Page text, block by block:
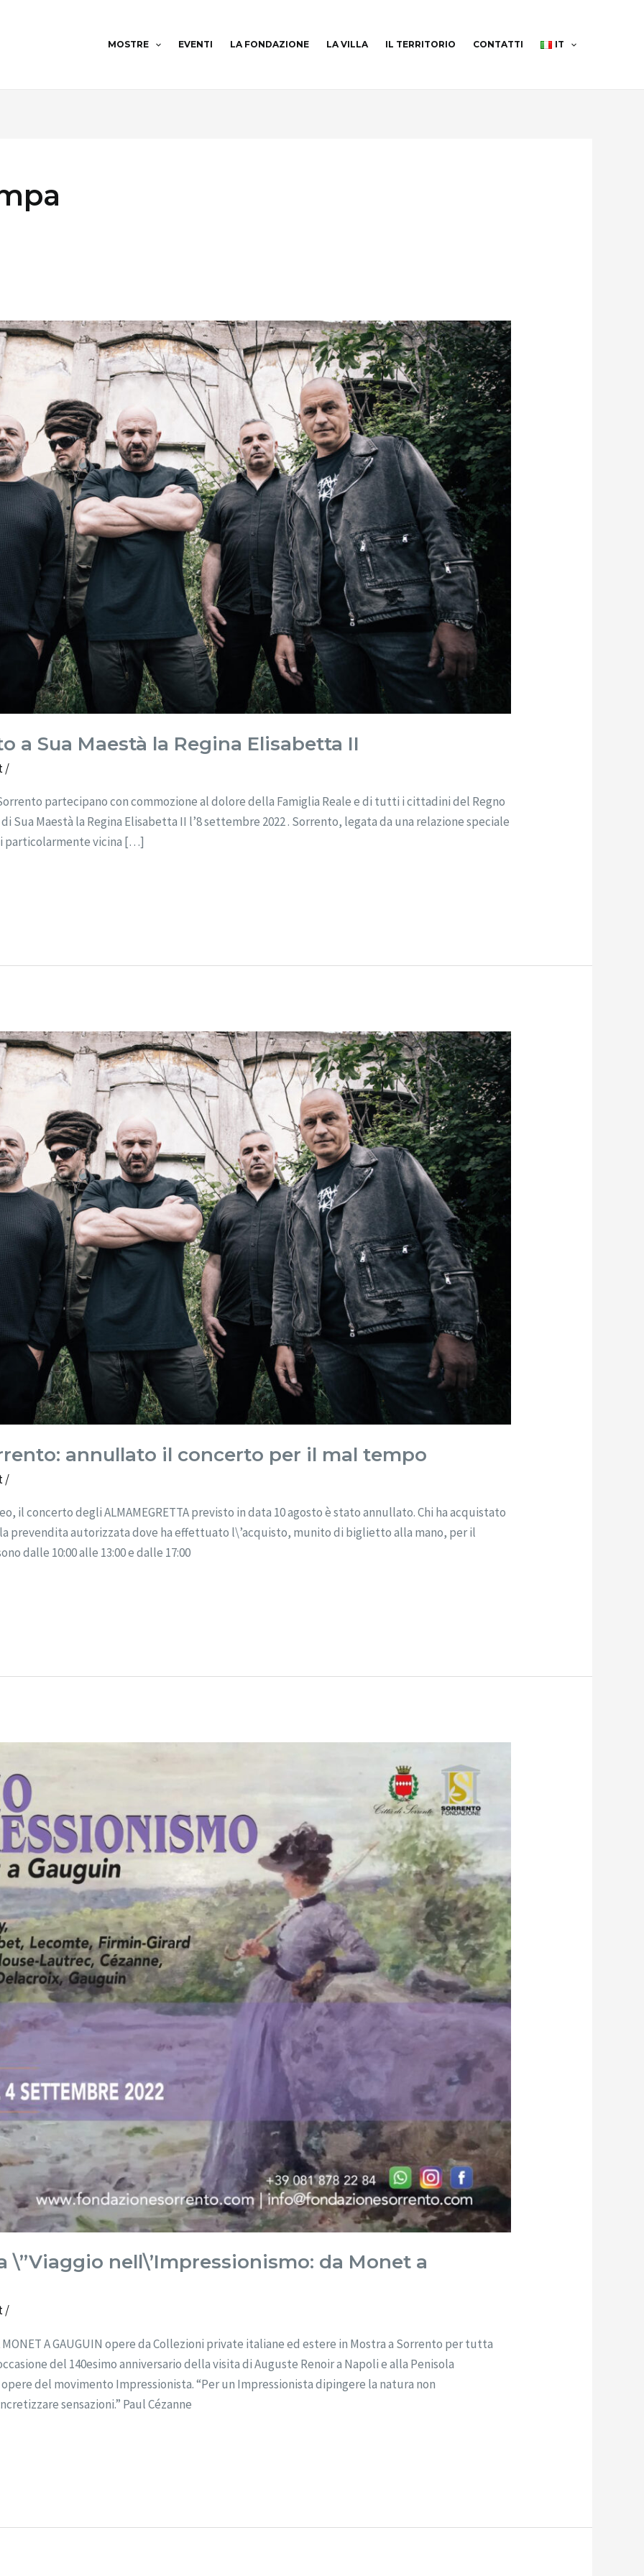
MOSTRE EVENTI LA FONDAZIONE LA VILLA IL TERRITORIO CONTATTI IT
a Sua Maestà la Regina Elisabetta II
/
partecipano con commozione al dolore della Famiglia Reale e di tutti i cittadini del Regno
Sua Maestà la Regina Elisabetta II l’8 settembre 2022 . Sorrento, legata da una relazione speciale
particolarmente vicina […]
annullato il concerto per il mal tempo
/
il concerto degli ALMAMEGRETTA previsto in data 10 agosto è stato annullato. Chi ha acquistato
prevendita autorizzata dove ha effettuato l\’acquisto, munito di biglietto alla mano, per il
dalle 10:00 alle 13:00 e dalle 17:00
\”Viaggio nell\’Impressionismo: da Monet a
/
MONET A GAUGUIN opere da Collezioni private italiane ed estere in Mostra a Sorrento per tutta
del 140esimo anniversario della visita di Auguste Renoir a Napoli e alla Penisola
del movimento Impressionista. “Per un Impressionista dipingere la natura non
sensazioni.” Paul Cézanne